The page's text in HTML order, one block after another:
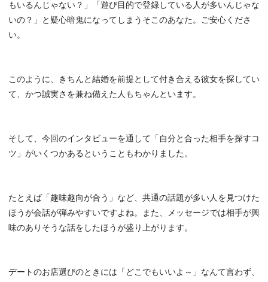
もいるんじゃない？」「遊び目的で登録している人が多いんじゃな
いの？」と疑心暗鬼になってしまうそこのあなた。ご安心くださ
い。
このように、きちんと結婚を前提として付き合える彼女を探してい
て、かつ誠実さを兼ね備えた人もちゃんといます。
そして、今回のインタビューを通して「自分と合った相手を探すコ
ツ」がいくつかあるということもわかりました。
たとえば「趣味趣向が合う」など、共通の話題が多い人を見つけた
ほうが会話が弾みやすいですよね。また、メッセージでは相手が興
味のありそうな話をしたほうが盛り上がります。
デートのお店選びのときには「どこでもいいよ～」なんて言わず、